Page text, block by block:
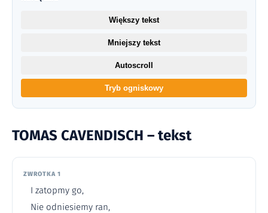
TOMAS CAVENDISCH – tekst
ZWROTKA 1
I zatopmy go,
Nie odniesiemy ran,
Większy tekst
Mniejszy tekst
Autoscroll
Tryb ogniskowy